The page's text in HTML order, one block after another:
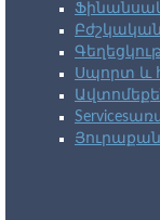
Բժշկական
Սպորտ և